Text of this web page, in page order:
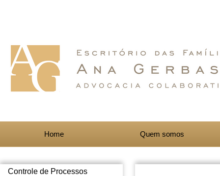
Home Quem somos
Controle de Processos